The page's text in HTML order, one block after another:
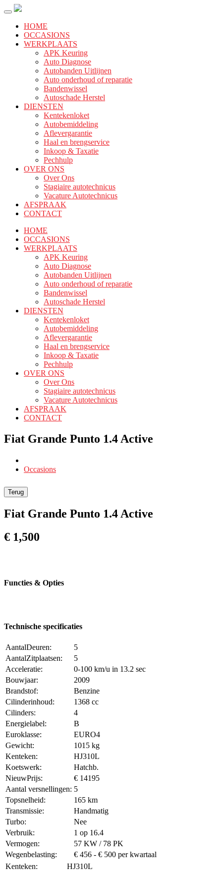
HOME
OCCASIONS
WERKPLAATS
APK Keuring
Auto Diagnose
Autobanden Uitlijnen
Auto onderhoud of reparatie
Bandenwissel
Autoschade Herstel
DIENSTEN
Kentekenloket
Autobemiddeling
Aflevergarantie
Haal en brengservice
Inkoop & Taxatie
Pechhulp
OVER ONS
Over Ons
Stagiaire autotechnicus
Vacature Autotechnicus
AFSPRAAK
CONTACT
HOME
OCCASIONS
WERKPLAATS
APK Keuring
Auto Diagnose
Autobanden Uitlijnen
Auto onderhoud of reparatie
Bandenwissel
Autoschade Herstel
DIENSTEN
Kentekenloket
Autobemiddeling
Aflevergarantie
Haal en brengservice
Inkoop & Taxatie
Pechhulp
OVER ONS
Over Ons
Stagiaire autotechnicus
Vacature Autotechnicus
AFSPRAAK
CONTACT
Fiat Grande Punto 1.4 Active
Occasions
Terug
Fiat Grande Punto 1.4 Active
€ 1,500
Functies & Opties
Technische specificaties
AantalDeuren:
5
AantalZitplaatsen:
5
Acceleratie:
0-100 km/u in 13.2 sec
Bouwjaar:
2009
Brandstof:
Benzine
Cilinderinhoud:
1368 cc
Cilinders:
4
Energielabel:
B
Euroklasse:
EURO4
Gewicht:
1015 kg
Kenteken:
HJ310L
Koetswerk:
Hatchb.
NieuwPrijs:
€ 14195
Aantal versnellingen: 5
Topsnelheid:
165 km
Transmissie:
Handmatig
Turbo:
Nee
Verbruik:
1 op 16.4
Vermogen:
57 KW / 78 PK
Wegenbelasting:
€ 456 - € 500 per kwartaal
Kenteken:
HJ310L